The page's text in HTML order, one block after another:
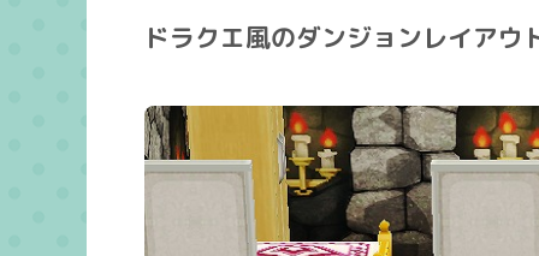
ドラクエ風のダンジョンレイアウ